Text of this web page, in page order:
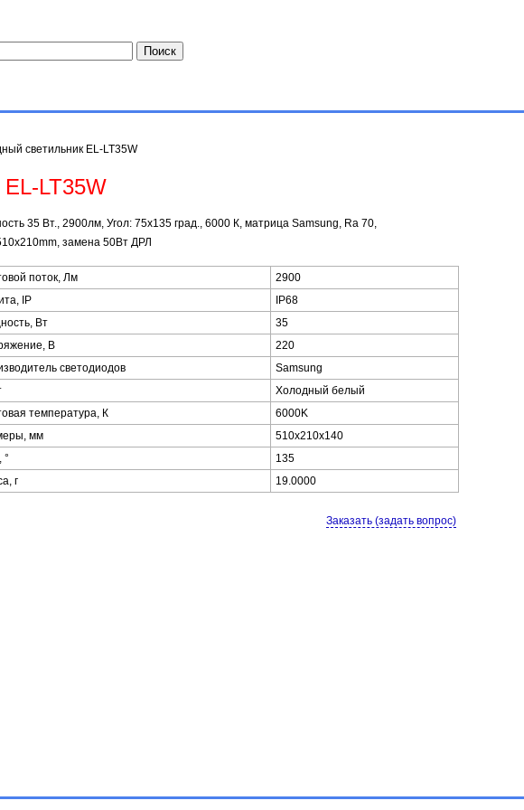
светильник EL-LT35W
LT35W
35 Вт., 2900лм, Угол: 75x135 град., 6000 К, матрица Samsung, Ra 70,
замена 50Вт ДРЛ
поток, Лм
2900
IP
IP68
Вт
35
В
220
светодиодов
Samsung
Холодный белый
температура, К
6000K
мм
510x210x140
°
135
г
19.0000
Заказать (задать вопрос)